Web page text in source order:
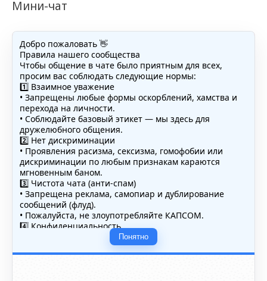
Мини-чат
Добро пожаловать 👋
Правила нашего сообщества
Чтобы общение в чате было приятным для всех,
просим вас соблюдать следующие нормы:
1️⃣ Взаимное уважение
• Запрещены любые формы оскорблений, хамства и
перехода на личности.
• Соблюдайте базовый этикет — мы здесь для
дружелюбного общения.
2️⃣ Нет дискриминации
• Проявления расизма, сексизма, гомофобии или
дискриминации по любым признакам караются
мгновенным баном.
3️⃣ Чистота чата (анти-спам)
• Запрещена реклама, самопиар и дублирование
сообщений (флуд).
• Пожалуйста, не злоупотребляйте КАПСОМ.
4️⃣ Конфиденциальность
• Не публикуйте личные данные — свои или чужие
(телефоны, адреса, документы).
5️⃣ Уместность контента
Понятно